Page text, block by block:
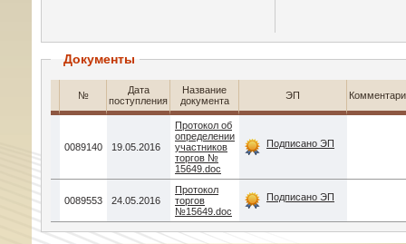
Документы
№
Дата
поступления
Название
документа
ЭП
0089140 19.05.2016
Протокол об
определении
участников
торгов №
15649.doc
Подписано ЭП
0089553 24.05.2016
Протокол
торгов
№15649.doc
Подписано ЭП